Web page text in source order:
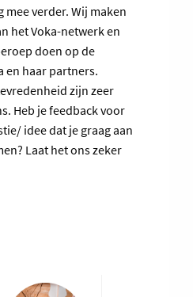
mee verder. Wij maken
het Voka-netwerk en
doen op de
en haar partners.
zijn zeer
Heb je feedback voor
idee dat je graag aan
Laat het ons zeker